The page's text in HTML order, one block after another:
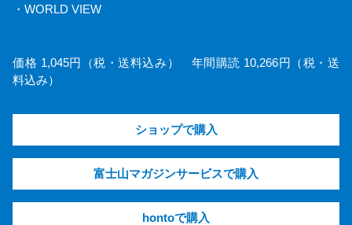
・WORLD VIEW
価格 1,045円（税・送料込み） 年間購読 10,266円（税・送
料込み）
ショップで購入
富士山マガジンサービスで購入
hontoで購入